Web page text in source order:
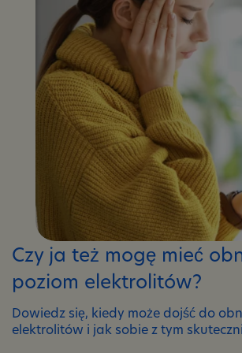
Czy ja też mogę mieć
poziom elektrolitów?
Dowiedz się, kiedy może dojść do
elektrolitów i jak sobie z tym